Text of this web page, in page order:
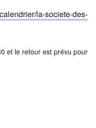
la-societe-des-
et le retour est prévu pour